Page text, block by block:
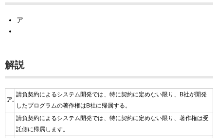
ア
解説
ア.
請負契約によるシステム開発では、特に契約に定めない限り、B社が開発
したプログラムの著作権はB社に帰属する。
請負契約によるシステム開発では、特に契約に定めない限り、著作権は受
託側に帰属します。